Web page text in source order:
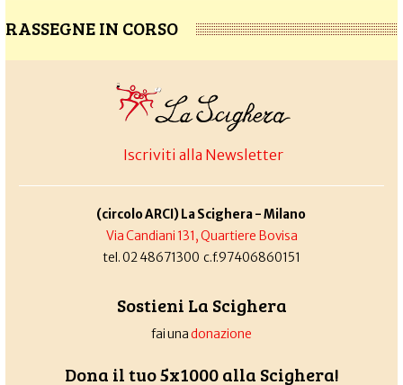
RASSEGNE IN CORSO
Iscriviti alla Newsletter
(circolo ARCI) La Scighera - Milano
Via Candiani 131, Quartiere Bovisa
tel. 02 48671300 c.f.97406860151
Sostieni La Scighera
fai unadonazione
Dona il tuo 5x1000 alla Scighera!